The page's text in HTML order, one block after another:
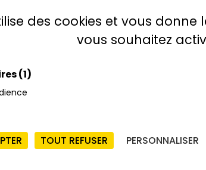
des cookies et vous donne
vous souhaitez
(1)
TOUT REFUSER PERSONNALISER
de pièges photographiques. L’inondation
qui était enfriché depuis des années
au vu de la mauvaise portance
sur ce secteur ou la présence du
entre l’homme et l’animal.